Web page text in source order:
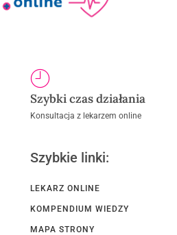
Szybki czas działania
Konsultacja z lekarzem online
Szybkie linki:
LEKARZ ONLINE
KOMPENDIUM WIEDZY
MAPA STRONY